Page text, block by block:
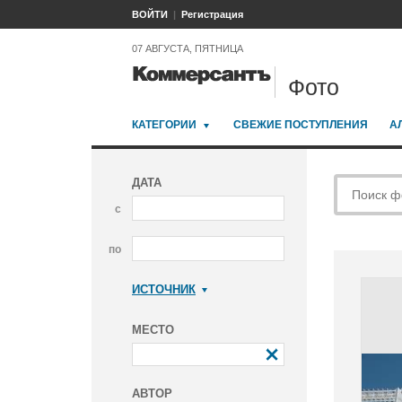
ВОЙТИ Регистрация
07 АВГУСТА, ПЯТНИЦА
Фото
КАТЕГОРИИ СВЕЖИЕ ПОСТУПЛЕНИЯ
ДАТА
с
по
ИСТОЧНИК
МЕСТО
АВТОР